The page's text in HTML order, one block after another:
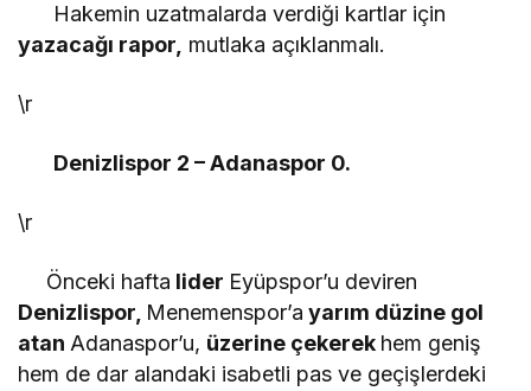
Hakemin uzatmalarda verdiği kartlar için
yazacağı rapor, mutlaka açıklanmalı.
\r
Denizlispor 2 – Adanaspor 0.
\r
Önceki hafta lider Eyüpspor’u deviren
Denizlispor, Menemenspor’a yarım düzine gol
atan Adanaspor’u, üzerine çekerek hem geniş
hem de dar alandaki isabetli pas ve geçişlerdeki